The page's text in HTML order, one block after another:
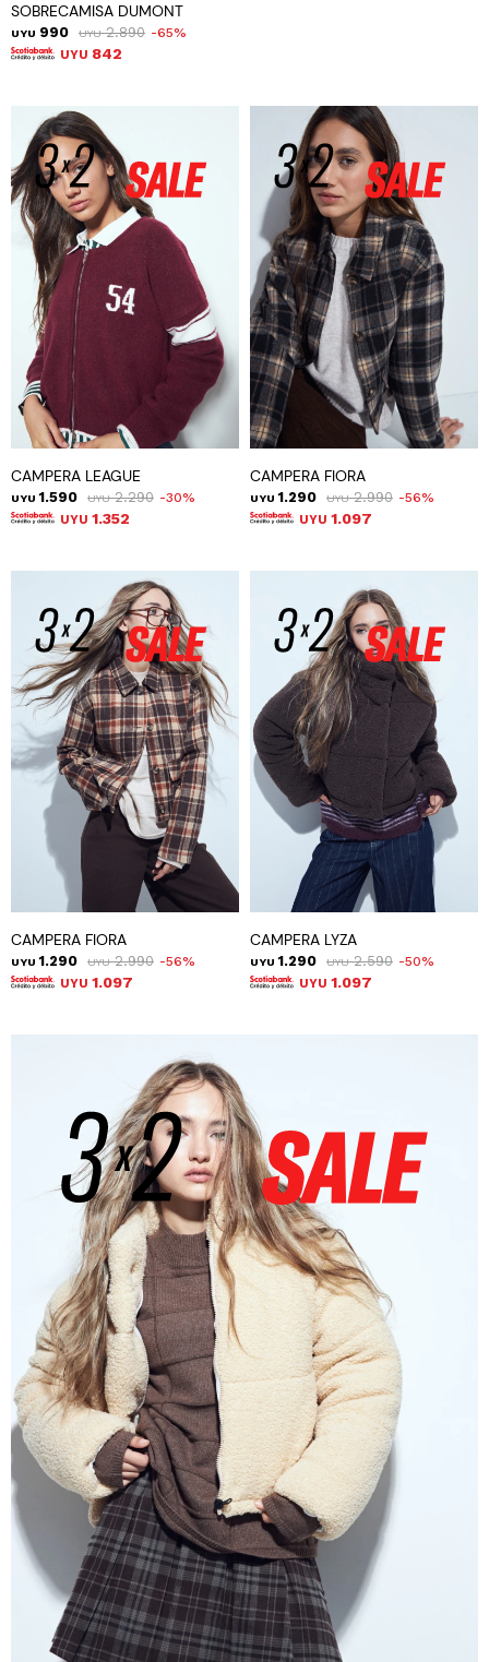
SOBRECAMISA DUMONT
UYU 990 UYU 2.890 65
UYU 842
CAMPERA LEAGUE
UYU 1.590 UYU 2.290 30
UYU 1.352
CAMPERA FIORA
UYU 1.290 UYU 2.990 56
UYU 1.097
CAMPERA FIORA
UYU 1.290 UYU 2.990 56
UYU 1.097
CAMPERA LYZA
UYU 1.290 UYU 2.590 50
UYU 1.097